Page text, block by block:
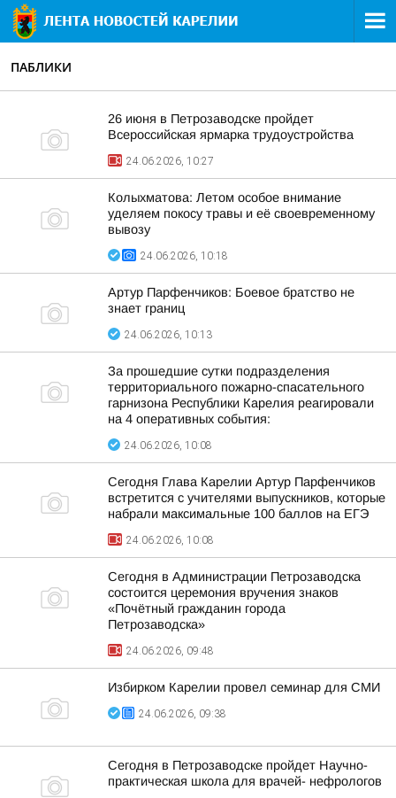
ПАБЛИКИ
26 июня в Петрозаводске пройдет
Всероссийская ярмарка трудоустройства
24.06.2026, 10:27
Колыхматова: Летом особое внимание
уделяем покосу травы и её своевременному
вывозу
24.06.2026, 10:18
Артур Парфенчиков: Боевое братство не
знает границ
24.06.2026, 10:13
За прошедшие сутки подразделения
территориального пожарно-спасательного
гарнизона Республики Карелия реагировали
на 4 оперативных события:
24.06.2026, 10:08
Сегодня Глава Карелии Артур Парфенчиков
встретится с учителями выпускников, которые
набрали максимальные 100 баллов на ЕГЭ
24.06.2026, 10:08
Сегодня в Администрации Петрозаводска
состоится церемония вручения знаков
«Почётный гражданин города
Петрозаводска»
24.06.2026, 09:48
Избирком Карелии провел семинар для СМИ
24.06.2026, 09:38
Сегодня в Петрозаводске пройдет Научно-
практическая школа для врачей- нефрологов